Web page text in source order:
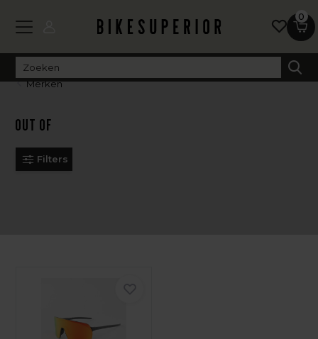
0
Merken
OUT OF
Filters